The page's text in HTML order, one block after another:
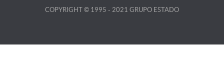
COPYRIGHT © 1995 - 2021 GRUPO ESTADO